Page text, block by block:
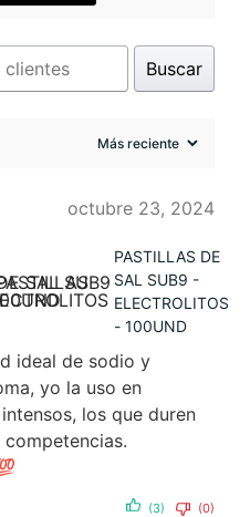
Buscar
octubre 23, 2024
PASTILLAS DE
SAL SUB9 -
ELECTROLITOS
- 100UND
ideal de sodio y
yo la uso en
los que duren
competencias.
(3) (0)